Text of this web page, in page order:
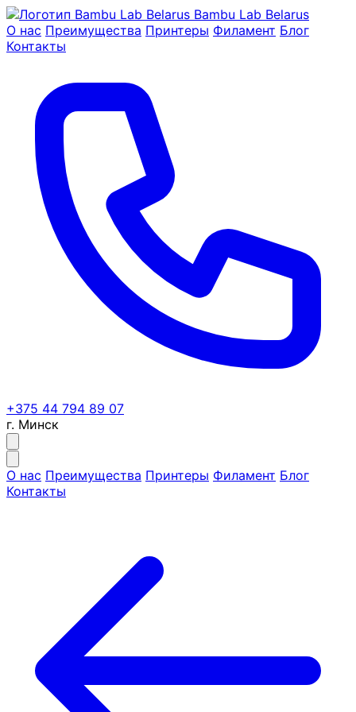
Bambu Lab Belarus
О нас Преимущества Принтеры Филамент Блог
Контакты
+375 44 794 89 07
г. Минск
О нас Преимущества Принтеры Филамент Блог
Контакты